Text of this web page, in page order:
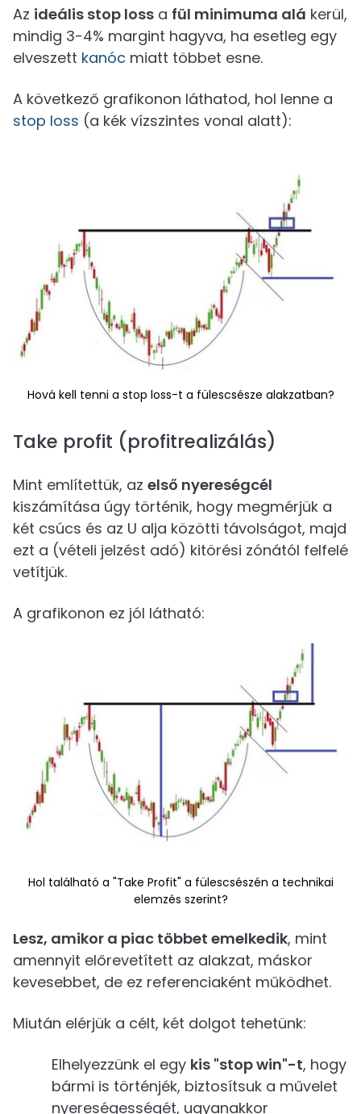
Az ideális stop loss a fül minimuma alá kerül,
mindig 3-4% margint hagyva, ha esetleg egy
elveszett kanóc miatt többet esne.
A következő grafikonon láthatod, hol lenne a
stop loss (a kék vízszintes vonal alatt):
Hová kell tenni a stop loss-t a fülescsésze alakzatban?
Take profit (profitrealizálás)
Mint említettük, az első nyereségcél
kiszámítása úgy történik, hogy megmérjük a
két csúcs és az U alja közötti távolságot, majd
ezt a (vételi jelzést adó) kitörési zónától felfelé
vetítjük.
A grafikonon ez jól látható:
Hol található a "Take Profit" a fülescsészén a technikai
elemzés szerint?
Lesz, amikor a piac többet emelkedik, mint
amennyit előrevetített az alakzat, máskor
kevesebbet, de ez referenciaként működhet.
Miután elérjük a célt, két dolgot tehetünk:
Elhelyezzünk el egy kis "stop win"-t, hogy
bármi is történjék, biztosítsuk a művelet
nyereségességét, ugyanakkor